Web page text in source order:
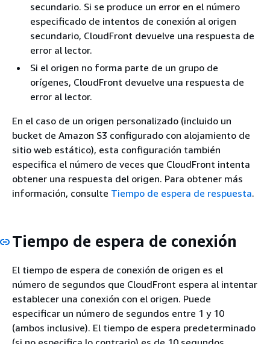
secundario. Si se produce un error en el número
especificado de intentos de conexión al origen
secundario, CloudFront devuelve una respuesta de
error al lector.
Si el origen no forma parte de un grupo de
orígenes, CloudFront devuelve una respuesta de
error al lector.
En el caso de un origen personalizado (incluido un
bucket de Amazon S3 configurado con alojamiento de
sitio web estático), esta configuración también
especifica el número de veces que CloudFront intenta
obtener una respuesta del origen. Para obtener más
información, consulte Tiempo de espera de respuesta.
Tiempo de espera de conexión
El tiempo de espera de conexión de origen es el
número de segundos que CloudFront espera al intentar
establecer una conexión con el origen. Puede
especificar un número de segundos entre 1 y 10
(ambos inclusive). El tiempo de espera predeterminado